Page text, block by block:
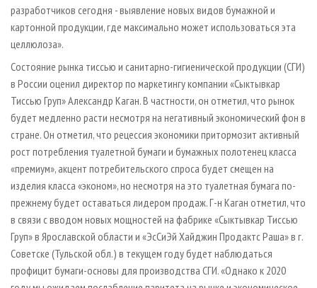
разработчиков сегодня - выявление новых видов бумажной и
картонной продукции, где максимально может использоваться эта
целлюлоза».
Состояние рынка тиссью и санитарно­-гигиенической продукции (СГИ)
в России оценил директор по маркетингу компании «Сыктывкар
Тиссью Груп» Александр Каган. В частности, он отметил, что рынок
будет медленно расти несмотря на негативный экономический фон в
стране. Он отметил, что рецессия экономики притормозит активный
рост потребления туалетной бумаги и бумажных полотенец класса
«премиум», акцент потребительского спроса будет смещен на
изделия класса «эконом», но несмотря на это туалетная бумага по­-
прежнему будет оставаться лидером продаж. Г­-н Каган отметил, что
в связи с вводом новых мощностей на фабрике «Сыктывкар Тиссью
Груп» в Ярославской области и «ЭсСиЭй Хайджин Продактс Раша» в г.
Советске (Тульской обл.) в текущем году будет наблюдаться
профицит бумаги­-основы для производства СГИ. «Однако к 2020